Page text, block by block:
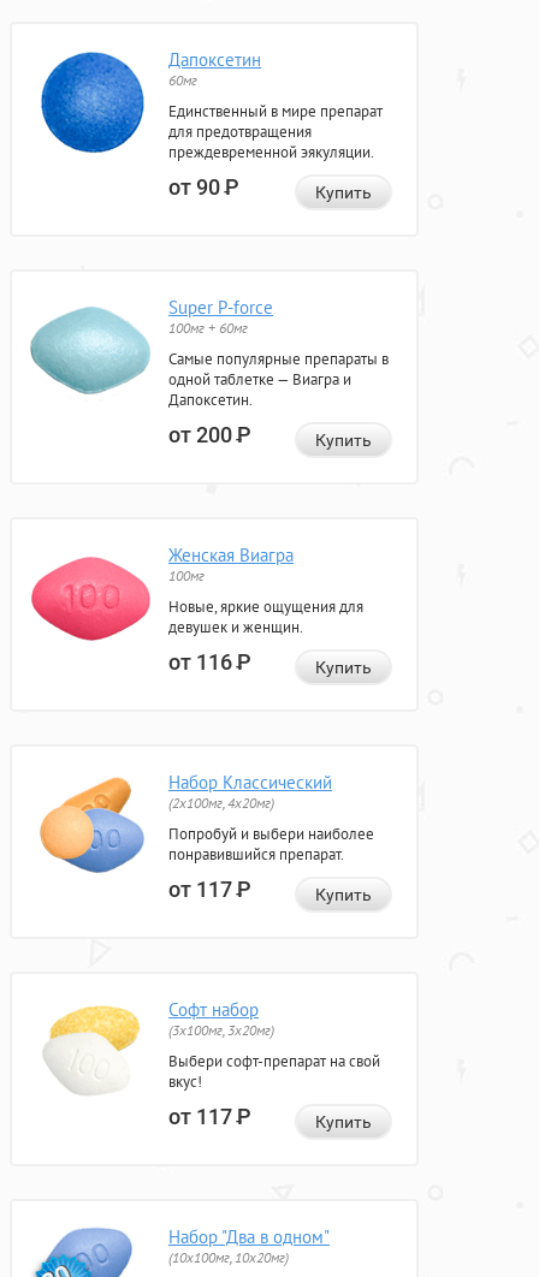
Дапоксетин
60мг
Единственный в мире препарат
для предотвращения
преждевременной эякуляции.
от 90Р Купить
Super P-force
100мг + 60мг
Самые популярные препараты в
одной таблетке — Виагра и
Дапоксетин.
от 200Р Купить
Женская Виагра
100мг
Новые, яркие ощущения для
девушек и женщин.
от 116Р Купить
Набор Классический
(2x100мг, 4x20мг)
Попробуй и выбери наиболее
понравившийся препарат.
от 117Р Купить
Софт набор
(3x100мг, 3x20мг)
Выбери софт-препарат на свой
вкус!
от 117Р Купить
Набор "Два в одном"
(10x100мг, 10x20мг)